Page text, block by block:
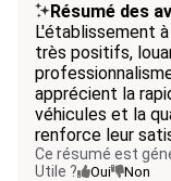
Résumé des
L'établissement
très positifs,
apprécient la
véhicules et la
renforce leur
Ce résumé est
Utile ?
Oui Non